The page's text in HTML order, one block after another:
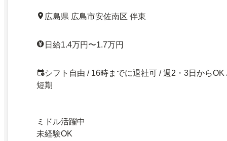
広島県 広島市安佐南区 伴東
日給1.4万円〜1.7万円
シフト自由 / 16時までに退社可 / 週2・3日からOK
短期
ミドル活躍中
未経験OK